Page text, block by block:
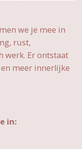
we je mee in
rust,
werk. Er ontstaat
meer innerlijke
in: